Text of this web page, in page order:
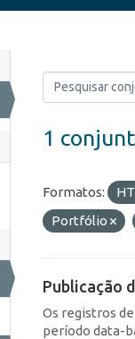
1
Formatos:
Portfólio
Publicação
Os registros
período data-